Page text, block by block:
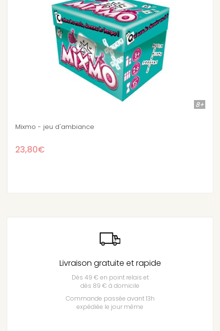
Loups Garous de Thiercelieux : Le Best Of
Livraison gratuite et rapide
Dès 49 € en point relais et
dès 89 € à domicile
Commande passée avant 13h
expédiée le jour même